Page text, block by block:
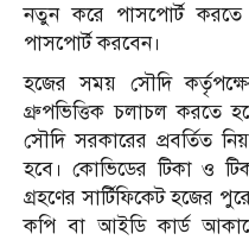
নতুন করে পাসপোর্ট করতে
পাসপোর্ট করবেন।
হজের সময় সৌদি
গ্রুপভিত্তিক চলাচল করতে
সৌদি সরকারের প্রবর্তিত
হবে। কোভিডের টিকা ও
গ্রহণের সার্টিফিকেট হজের
কপি বা আইডি কার্ড